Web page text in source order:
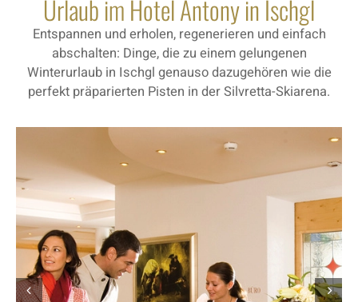
Urlaub im Hotel Antony in Ischgl
Entspannen und erholen, regenerieren und einfach
abschalten: Dinge, die zu einem gelungenen
Winterurlaub in Ischgl genauso dazugehören wie die
perfekt präparierten Pisten in der Silvretta-Skiarena.
Prev Next